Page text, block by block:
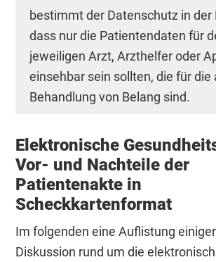
bestimmt der Datenschutz in der
dass nur die Patientendaten für
jeweiligen Arzt, Arzthelfer oder
einsehbar sein sollten, die für die
Behandlung von Belang sind.
Elektronische
Vor- und Nachteile der
Patientenakte in
Scheckkartenformat
Im folgenden eine Auflistung
Diskussion rund um die